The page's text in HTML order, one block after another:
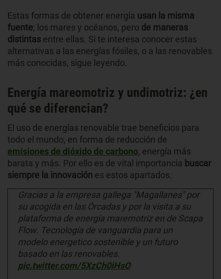
Estas formas de obtener energía usan la misma
fuente; los mares y océanos, pero de maneras
distintas entre ellas. Si te interesa conocer estas
alternativas a las energías fósiles, o a las renovables
más conocidas, sigue leyendo.
Energía mareomotriz y undimotriz: ¿en
qué se diferencian?
El uso de energías renovable trae beneficios para
todo el mundo, en forma de reducción de
emisiones de dióxido de carbono, energía más
barata y más. Por ello es de vital importancia buscar
siempre la innovación es estos apartados.
Gracias a la empresa gallega "Magallanes" por
su acogida en las Órcadas y por la visita a su
plataforma de energía maremotriz en de Scapa
Flow. Tecnología de vanguardia para un
modelo energetico sostenible y un futuro
basado en las renovables.
pic.twitter.com/5XzCh0iHsO